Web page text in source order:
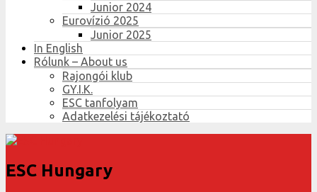
Junior 2024
Eurovízió 2025
Junior 2025
In English
Rólunk – About us
Rajongói klub
GY.I.K.
ESC tanfolyam
Adatkezelési tájékoztató
ESC Hungary